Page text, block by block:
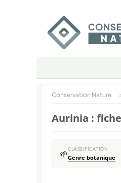
Conservation Nature
Aurinia :
🌱CLASSIFICATION
Genre botanique